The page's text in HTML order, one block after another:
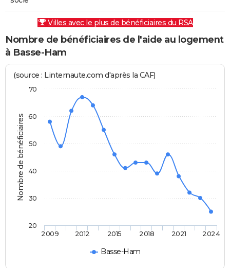
Villes avec le plus de bénéficiaires du RSA
Nombre de bénéficiaires de l'aide au logement
à Basse-Ham
Nombre de bénéficiaires
(source : Linternaute.com d'après la CAF)
Basse-Ham
2009 2012 2015 2018 2021 2024
20
30
40
50
60
70